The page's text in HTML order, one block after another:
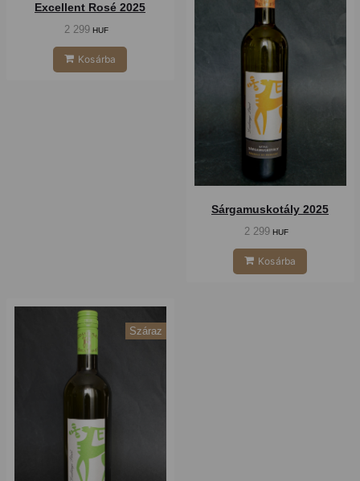
Excellent Rosé 2025
2 299HUF
Kosárba
Sárgamuskotály 2025
2 299HUF
Kosárba
Száraz